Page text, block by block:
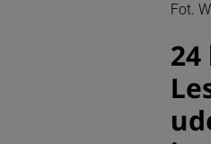
Fot.